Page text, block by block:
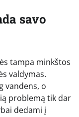
savo
tampa minkštos
valdymas.
vandens, o
problemą tik dar
dedami į